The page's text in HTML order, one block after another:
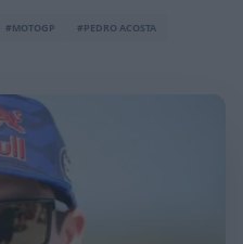
#MOTOGP
#PEDRO ACOSTA